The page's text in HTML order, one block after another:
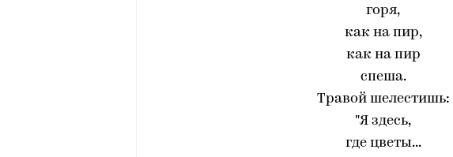
горя,
как на пир,
как на пир
спеша.
Травой шелестишь:
"Я здесь,
где цветы...